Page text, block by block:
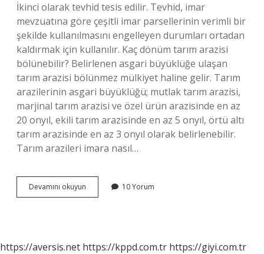
İkinci olarak tevhid tesis edilir. Tevhid, imar
mevzuatına göre çeşitli imar parsellerinin verimli bir
şekilde kullanılmasını engelleyen durumları ortadan
kaldırmak için kullanılır. Kaç dönüm tarım arazisi
bölünebilir? Belirlenen asgari büyüklüğe ulaşan
tarım arazisi bölünmez mülkiyet haline gelir. Tarım
arazilerinin asgari büyüklüğü; mutlak tarım arazisi,
marjinal tarım arazisi ve özel ürün arazisinde en az
20 onyıl, ekili tarım arazisinde en az 5 onyıl, örtü altı
tarım arazisinde en az 3 onyıl olarak belirlenebilir.
Tarım arazileri imara nasıl…
Devamını okuyun
Arazisi
10 Yorum
https://aversis.net https://kppd.com.tr https://giyi.com.tr